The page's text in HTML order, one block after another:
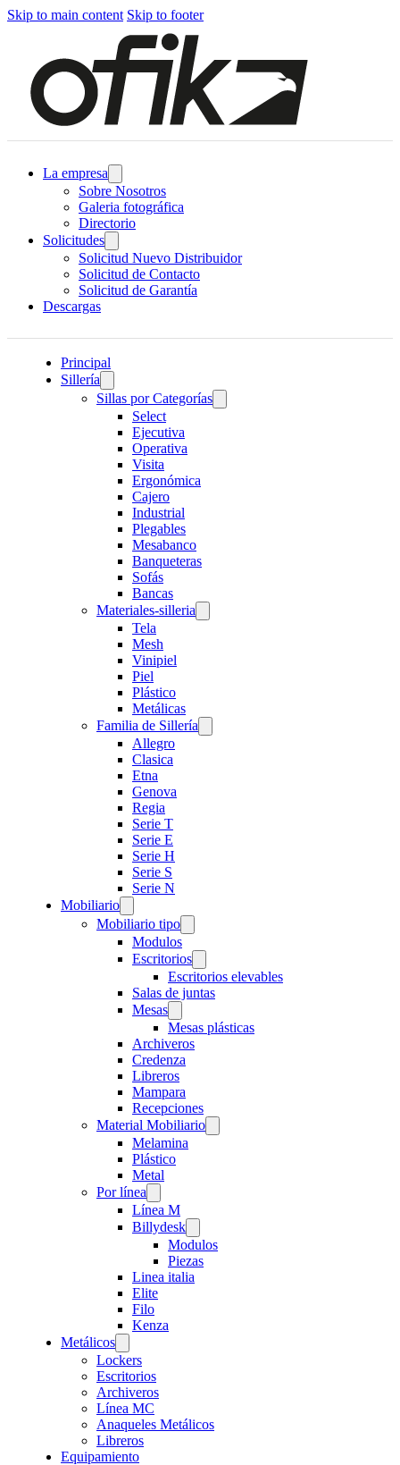
Skip to main content Skip to footer
La empresa
Sobre Nosotros
Galeria fotográfica
Directorio
Solicitudes
Solicitud Nuevo Distribuidor
Solicitud de Contacto
Solicitud de Garantía
Descargas
Principal
Sillería
Sillas por Categorías
Select
Ejecutiva
Operativa
Visita
Ergonómica
Cajero
Industrial
Plegables
Mesabanco
Banqueteras
Sofás
Bancas
Materiales-silleria
Tela
Mesh
Vinipiel
Piel
Plástico
Metálicas
Familia de Sillería
Allegro
Clasica
Etna
Genova
Regia
Serie T
Serie E
Serie H
Serie S
Serie N
Mobiliario
Mobiliario tipo
Modulos
Escritorios
Escritorios elevables
Salas de juntas
Mesas
Mesas plásticas
Archiveros
Credenza
Libreros
Mampara
Recepciones
Material Mobiliario
Melamina
Plástico
Metal
Por línea
Línea M
Billydesk
Modulos
Piezas
Linea italia
Elite
Filo
Kenza
Metálicos
Lockers
Escritorios
Archiveros
Línea MC
Anaqueles Metálicos
Libreros
Equipamiento